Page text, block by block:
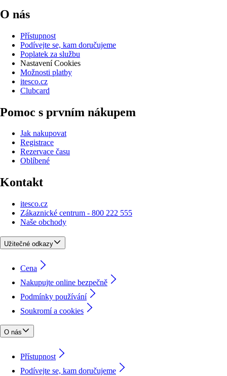
O nás
Přístupnost
Podívejte se, kam doručujeme
Poplatek za službu
Nastavení Cookies
Možnosti platby
itesco.cz
Clubcard
Pomoc s prvním nákupem
Jak nakupovat
Registrace
Rezervace času
Oblíbené
Kontakt
itesco.cz
Zákaznické centrum - 800 222 555
Naše obchody
Užitečné odkazy
Cena
Nakupujte online bezpečně
Podmínky používání
Soukromí a cookies
O nás
Přístupnost
Podívejte se, kam doručujeme